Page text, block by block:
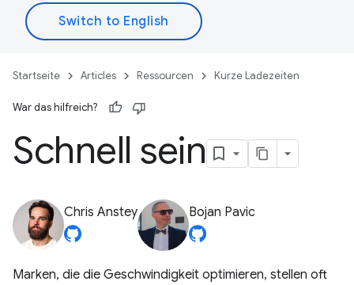
Startseite Articles Ressourcen Kurze Ladezeiten
War das hilfreich?
Schnell sein
Chris Anstey Bojan Pavic
Marken, die die Geschwindigkeit optimieren, stellen oft